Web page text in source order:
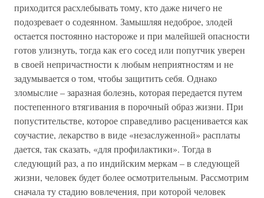
приходится расхлебывать тому, кто даже ничего не
подозревает о содеянном. Замышляя недоброе, злодей
остается постоянно настороже и при малейшей опасности
готов улизнуть, тогда как его сосед или попутчик уверен
в своей непричастности к любым неприятностям и не
задумывается о том, чтобы защитить себя. Однако
зломыслие – заразная болезнь, которая передается путем
постепенного втягивания в порочный образ жизни. При
попустительстве, которое справедливо расценивается как
соучастие, лекарство в виде «незаслуженной» расплаты
дается, так сказать, «для профилактики». Тогда в
следующий раз, а по индийским меркам – в следующей
жизни, человек будет более осмотрительным. Рассмотрим
сначала ту стадию вовлечения, при которой человек